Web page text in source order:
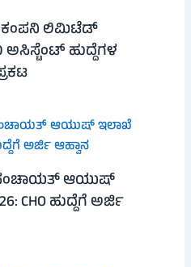
ಕಂಪನಿ ಲಿಮಿಟೆಡ್
ಅಸಿಸ್ಟೆಂಟ್ ಹುದ್ದೆಗಳ
ಪಂಚಾಯತ್ ಆಯುಷ್
CHO ಹುದ್ದೆಗೆ ಅರ್ಜಿ